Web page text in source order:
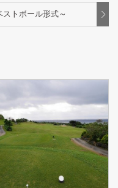
トボール形式～